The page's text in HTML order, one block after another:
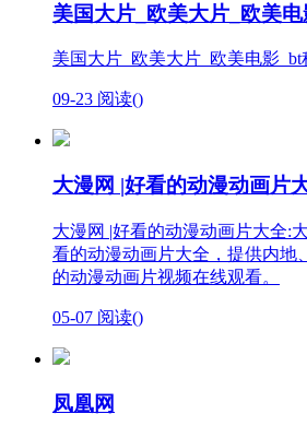
美国大片_欧美大片_欧美
美国大片_欧美大片_欧美电影
09-23 阅读()
大漫网 |好看的动漫动画片
大漫网 |好看的动漫动画片大全:
看的动漫动画片大全，提供内地
的动漫动画片视频在线观看。
05-07 阅读()
凤凰网